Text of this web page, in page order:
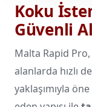
Koku
Güvenli
Malta Rapid
alanlarda hızlı
yaklaşımıyla